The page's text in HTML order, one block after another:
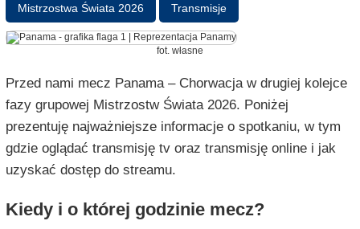
Mistrzostwa Świata 2026 Transmisje
fot. własne
Przed nami mecz Panama – Chorwacja w drugiej kolejce
fazy grupowej Mistrzostw Świata 2026. Poniżej
prezentuję najważniejsze informacje o spotkaniu, w tym
gdzie oglądać transmisję tv oraz transmisję online i jak
uzyskać dostęp do streamu.
Kiedy i o której godzinie mecz?